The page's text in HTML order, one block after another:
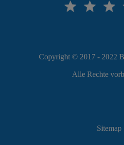
Copyright © 2017 - 2022
Alle Rechte
Sitemap